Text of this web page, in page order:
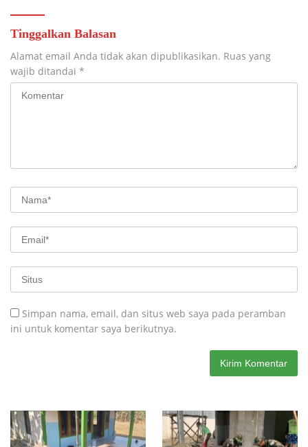
Tinggalkan Balasan
Alamat email Anda tidak akan dipublikasikan. Ruas yang
wajib ditandai *
Simpan nama, email, dan situs web saya pada peramban
ini untuk komentar saya berikutnya.